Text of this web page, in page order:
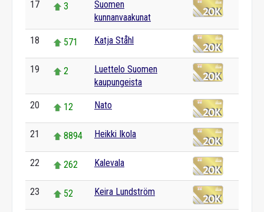
17 3
Suomen
kunnanvaakunat
18 571 Katja Ståhl
19 2
Luettelo Suomen
kaupungeista
20 12 Nato
21 8894 Heikki Ikola
22 262 Kalevala
23 52 Keira Lundström